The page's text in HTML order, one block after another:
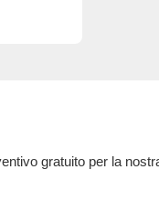
gratuito per la